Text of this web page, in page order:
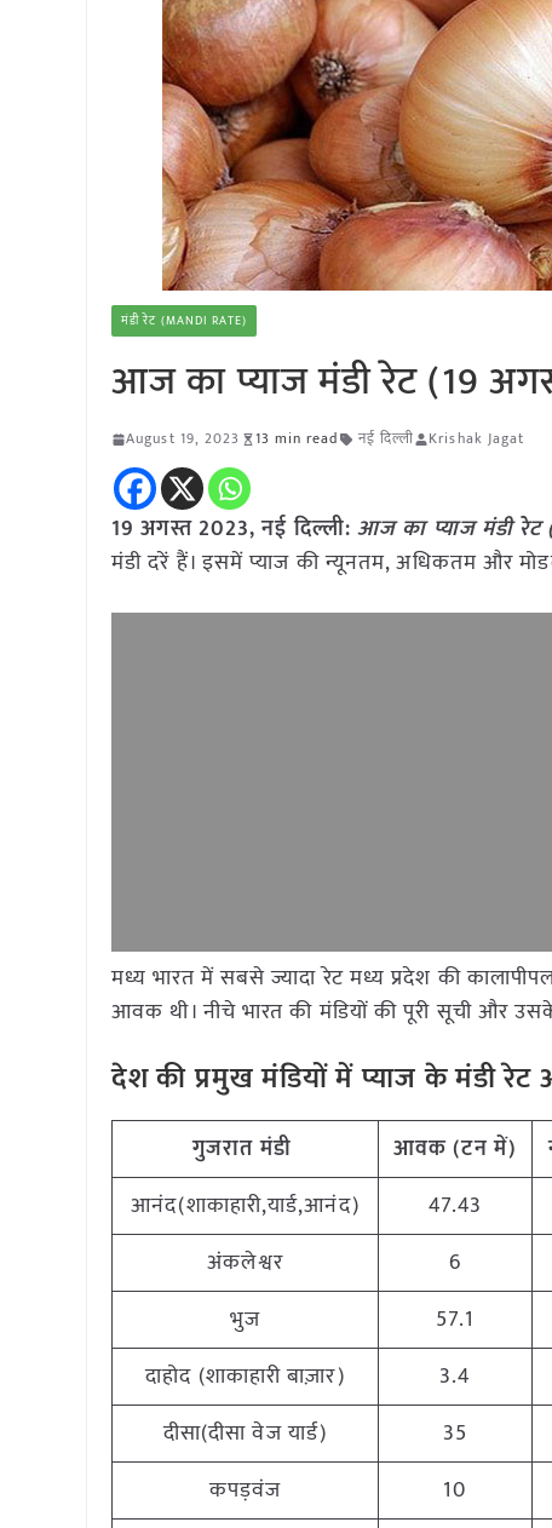
मंडी रेट (MANDI RATE)
आज का प्याज मंडी रेट (19
August 19, 2023 13 min read नई दिल्ली Krishak Jagat
19 अगस्त 2023, नई दिल्ली: आज का प्याज मंडी रेट
मंडी दरें हैं। इसमें प्याज की न्यूनतम, अधिकतम और
मध्य भारत में सबसे ज्यादा रेट मध्य प्रदेश की
आवक थी। नीचे भारत की मंडियों की पूरी सूची और
देश की प्रमुख मंडियों में प्याजके मंडी
गुजरातमंडी आवक (टनमें)
आनंद(शाकाहारी,यार्ड,आनंद)
47.43
अंकलेश्वर
6
भुज
57.1
दाहोद (शाकाहारी बाज़ार)
3.4
दीसा(दीसा वेज यार्ड)
35
कपड़वंज
10